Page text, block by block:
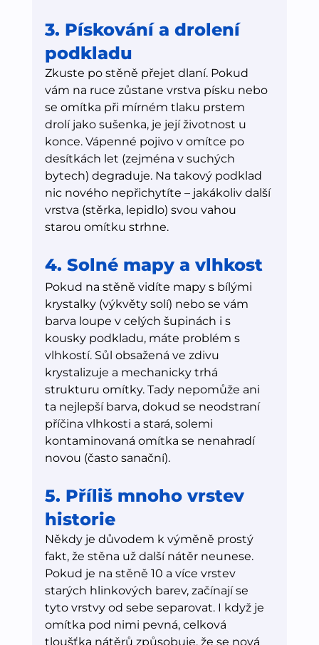
3. Pískování a drolení
podkladu
Zkuste po stěně přejet dlaní. Pokud
vám na ruce zůstane vrstva písku nebo
se omítka při mírném tlaku prstem
drolí jako sušenka, je její životnost u
konce. Vápenné pojivo v omítce po
desítkách let (zejména v suchých
bytech) degraduje. Na takový podklad
nic nového nepřichytíte – jakákoliv další
vrstva (stěrka, lepidlo) svou vahou
starou omítku strhne.
4. Solné mapy a vlhkost
Pokud na stěně vidíte mapy s bílými
krystalky (výkvěty solí) nebo se vám
barva loupe v celých šupinách i s
kousky podkladu, máte problém s
vlhkostí. Sůl obsažená ve zdivu
krystalizuje a mechanicky trhá
strukturu omítky. Tady nepomůže ani
ta nejlepší barva, dokud se neodstraní
příčina vlhkosti a stará, solemi
kontaminovaná omítka se nenahradí
novou (často sanační).
5. Příliš mnoho vrstev
historie
Někdy je důvodem k výměně prostý
fakt, že stěna už další nátěr neunese.
Pokud je na stěně 10 a více vrstev
starých hlinkových barev, začínají se
tyto vrstvy od sebe separovat. I když je
omítka pod nimi pevná, celková
tloušťka nátěrů způsobuje, že se nová